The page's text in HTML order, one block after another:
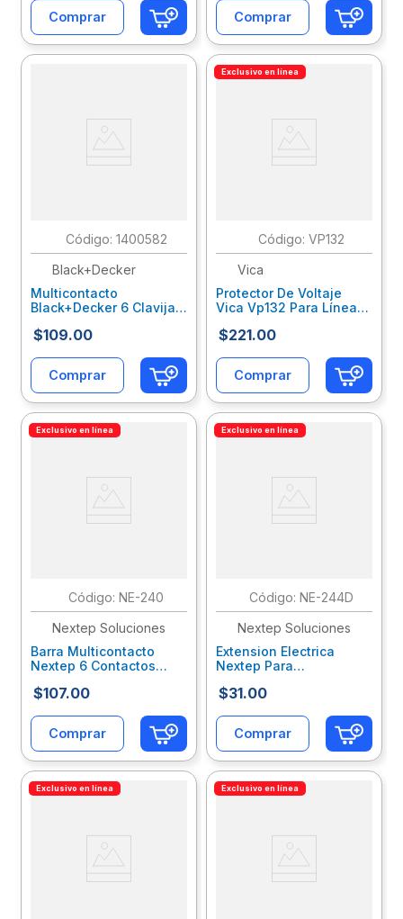
Comprar Comprar
: 1400582
Black+Decker
Multicontacto
Black+Decker 6 Clavijas
$109.00
Comprar
Exclusivo en línea
: VP132
Vica
Protector De Voltaje
Vica Vp132 Para Línea
Vbesupab001
$221.00
Comprar
Exclusivo en línea
: NE-240
Nextep Soluciones
Barra Multicontacto
Nextep 6 Contactos
490J Cable 50 Cm
$107.00
Comprar
Exclusivo en línea
: NE-244D
Nextep Soluciones
Extension Electrica
Nextep Para
Clavija Plana Blanca
$31.00
Comprar
Exclusivo en línea Exclusivo en línea